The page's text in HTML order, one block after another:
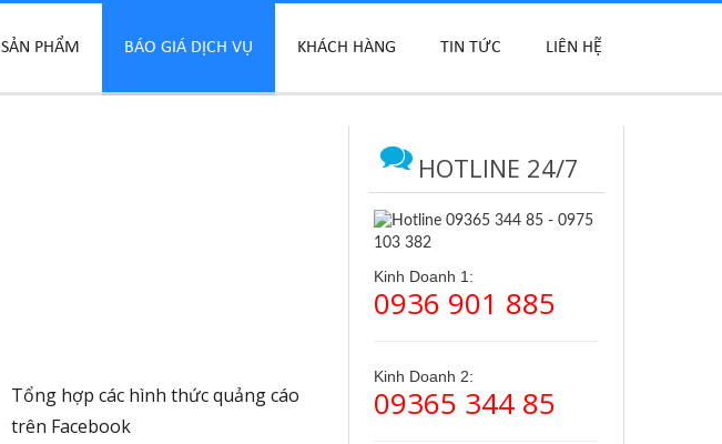
SẢN PHẨM BÁO GIÁ DỊCH VỤ KHÁCH HÀNG TIN TỨC LIÊN HỆ
Tổng hợp các hình thức quảng cáo
trên Facebook
HOTLINE 24/7
Kinh Doanh 1:
0936 901 885
Kinh Doanh 2:
09365 344 85